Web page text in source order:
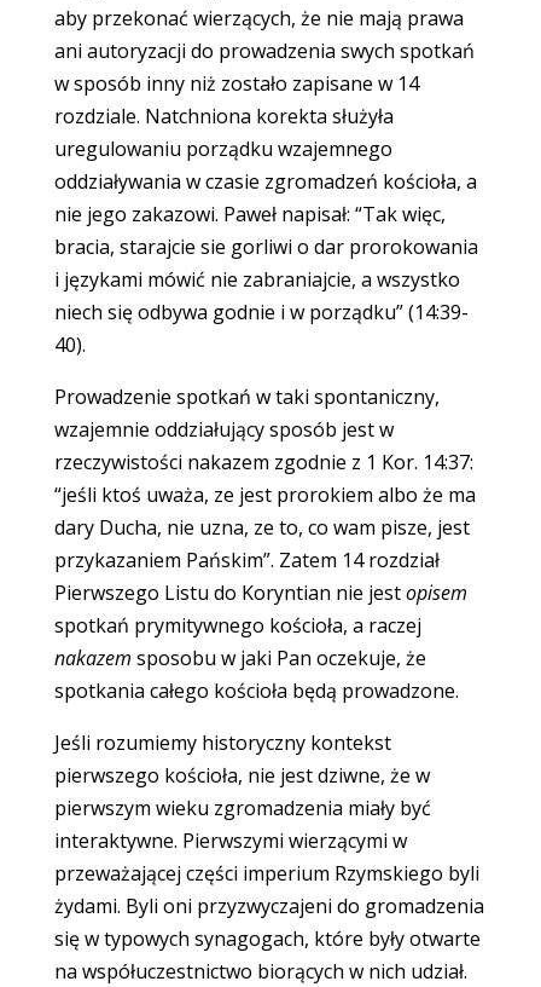
aby przekonać wierzących, że nie mają prawa
ani autoryzacji do prowadzenia swych spotkań
w sposób inny niż zostało zapisane w 14
rozdziale. Natchniona korekta służyła
uregulowaniu porządku wzajemnego
oddziaływania w czasie zgromadzeń kościoła, a
nie jego zakazowi. Paweł napisał: “Tak więc,
bracia, starajcie sie gorliwi o dar prorokowania
i językami mówić nie zabraniajcie, a wszystko
niech się odbywa godnie i w porządku” (14:39-
40).
Prowadzenie spotkań w taki spontaniczny,
wzajemnie oddziałujący sposób jest w
rzeczywistości nakazem zgodnie z 1 Kor. 14:37:
“jeśli ktoś uważa, ze jest prorokiem albo że ma
dary Ducha, nie uzna, ze to, co wam pisze, jest
przykazaniem Pańskim”. Zatem 14 rozdział
Pierwszego Listu do Koryntian nie jestopisem
spotkań prymitywnego kościoła, a raczej
nakazem sposobu w jaki Pan oczekuje, że
spotkania całego kościoła będą prowadzone.
Jeśli rozumiemy historyczny kontekst
pierwszego kościoła, nie jest dziwne, że w
pierwszym wieku zgromadzenia miały być
interaktywne. Pierwszymi wierzącymi w
przeważającej części imperium Rzymskiego byli
żydami. Byli oni przyzwyczajeni do gromadzenia
się w typowych synagogach, które były otwarte
na współuczestnictwo biorących w nich udział.